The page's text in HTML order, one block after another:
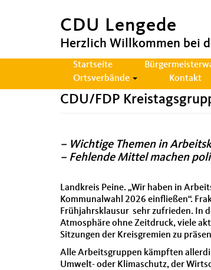
CDU Lengede
Herzlich Willkommen bei
Hauptnavigation
Startseite
Ortsverbände
Kontakt
CDU/FDP
– Wichtige Themen in
– Fehlende Mittel machen
Landkreis Peine. „Wir haben in
Kommunalwahl 2026 einfließen“.
Frühjahrsklausur sehr zufrieden. In
Atmosphäre ohne Zeitdruck, viele
Sitzungen der Kreisgremien zu
Alle Arbeitsgruppen kämpften
Umwelt- oder Klimaschutz, der